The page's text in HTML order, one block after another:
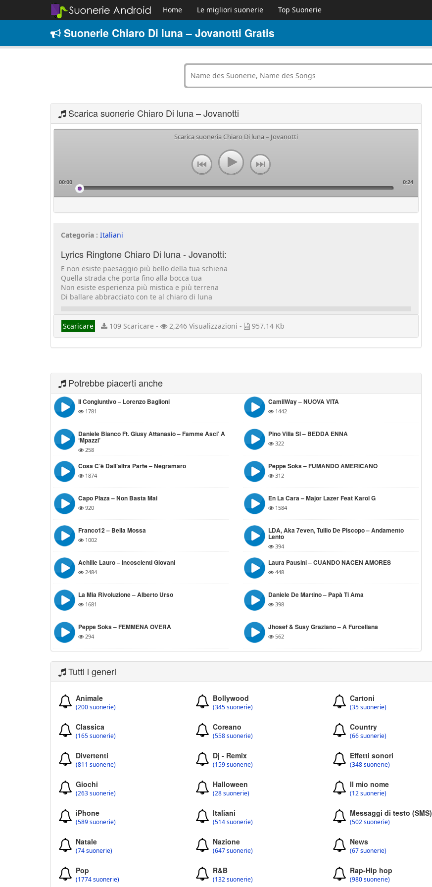
Home Le migliori suonerie Top Suonerie
Suonerie Chiaro Di luna – Jovanotti Gratis
Scarica suonerie Chiaro Di luna – Jovanotti
Scarica suoneria Chiaro Di luna – Jovanotti
00:00 0:24
Categoria : Italiani
Lyrics Ringtone Chiaro Di luna - Jovanotti:
E non esiste paesaggio più bello della tua schiena
Quella strada che porta fino alla bocca tua
Non esiste esperienza più mistica e più terrena
Di ballare abbracciato con te al chiaro di luna
Scaricare 109 Scaricare - 2,246 Visualizzazioni - 957.14 Kb
Potrebbe piacerti anche
Il Congiuntivo – Lorenzo Baglioni
1781
CamilWay – NUOVA VITA
1442
Daniele Bianco Ft. Giusy Attanasio – Famme Asci’ A
‘mpazzi’
258
Pino Villa SI – BEDDA ENNA
322
Cosa C’è Dall’altra Parte – Negramaro
1874
Peppe Soks – FUMANDO AMERICANO
312
Capo Plaza – Non Basta Mai
920
En La Cara – Major Lazer Feat Karol G
1584
Franco12 – Bella Mossa
1002
LDA, Aka 7even, Tullio De Piscopo – Andamento
Lento
394
Achille Lauro – Incoscienti Giovani
2484
Laura Pausini – CUANDO NACEN AMORES
448
La Mia Rivoluzione – Alberto Urso
1681
Daniele De Martino – Papà Ti Ama
398
Peppe Soks – FEMMENA OVERA
294
Jhosef & Susy Graziano – A Furcellana
562
Tutti i generi
Animale
(200 suonerie)
Bollywood
(345 suonerie)
Cartoni
(35 suonerie)
Classica
(165 suonerie)
Coreano
(558 suonerie)
Country
(66 suonerie)
Divertenti
(811 suonerie)
Dj - Remix
(159 suonerie)
Effetti sonori
(348 suonerie)
Giochi
(263 suonerie)
Halloween
(28 suonerie)
Il mio nome
(12 suonerie)
iPhone
(589 suonerie)
Italiani
(514 suonerie)
Messaggi di testo (SMS)
(502 suonerie)
Natale
(74 suonerie)
Nazione
(647 suonerie)
News
(67 suonerie)
Pop
(1774 suonerie)
R&B
(132 suonerie)
Rap-Hip hop
(980 suonerie)